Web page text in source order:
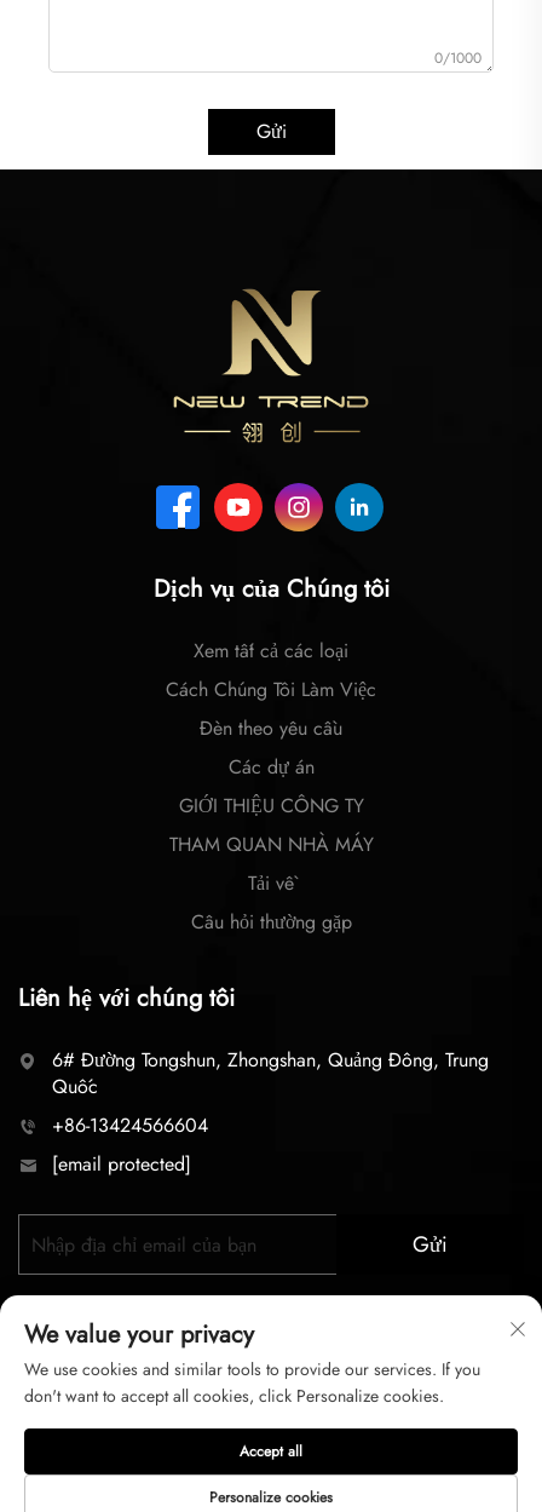
0/1000
Gửi
Dịch vụ của Chúng tôi
Xem tất cả các loại
Cách Chúng Tôi Làm Việc
Đèn theo yêu cầu
Các dự án
GIỚI THIỆU CÔNG TY
THAM QUAN NHÀ MÁY
Tải về
Câu hỏi thường gặp
Liên hệ với chúng tôi
6# Đường Tongshun, Zhongshan, Quảng Đông, Trung
Quốc
+86-13424566604
[email protected]
Gửi
Bản quyền © 2026 zhongshan LC lighting Co.,LTD. Mọi
quyền được bảo lưu
Chính sách bảo mật Điều Khoản Dịch Vụ
We value your privacy
We use cookies and similar tools to provide our services. If you
don't want to accept all cookies, click Personalize cookies.
Personalize cookies
Accept all